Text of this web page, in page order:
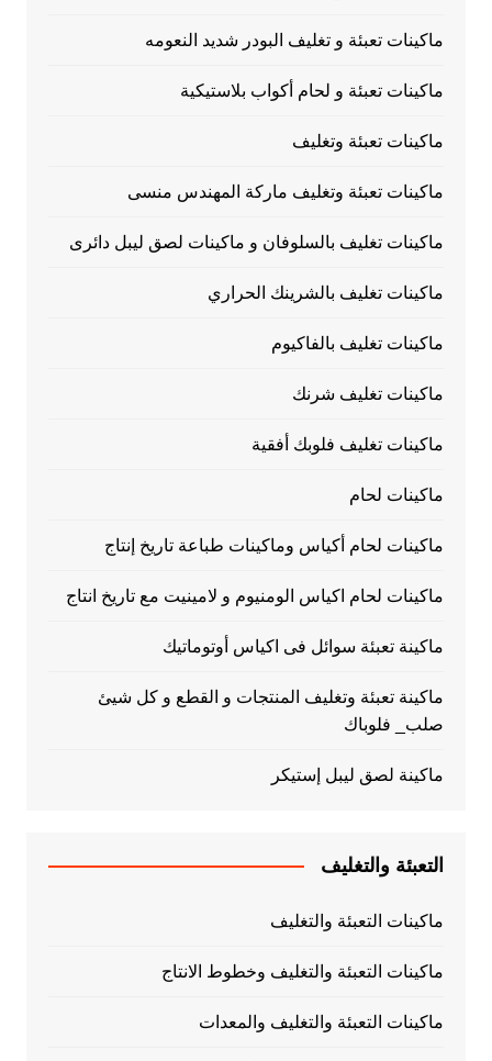
ماكينات تعبئة و تغليف البودر شديد النعومه
ماكينات تعبئة و لحام أكواب بلاستيكية
ماكينات تعبئة وتغليف
ماكينات تعبئة وتغليف ماركة المهندس منسى
ماكينات تغليف بالسلوفان و ماكينات لصق ليبل دائرى
ماكينات تغليف بالشرينك الحراري
ماكينات تغليف بالفاكيوم
ماكينات تغليف شرنك
ماكينات تغليف فلوبك أفقية
ماكينات لحام
ماكينات لحام أكياس وماكينات طباعة تاريخ إنتاج
ماكينات لحام اكياس الومنيوم و لامينيت مع تاريخ انتاج
ماكينة تعبئة سوائل فى اكياس أوتوماتيك
ماكينة تعبئة وتغليف المنتجات و القطع و كل شيئ
صلب_ فلوباك
ماكينة لصق ليبل إستيكر
التعبئة والتغليف
ماكينات التعبئة والتغليف
ماكينات التعبئة والتغليف وخطوط الانتاج
ماكينات التعبئة والتغليف والمعدات